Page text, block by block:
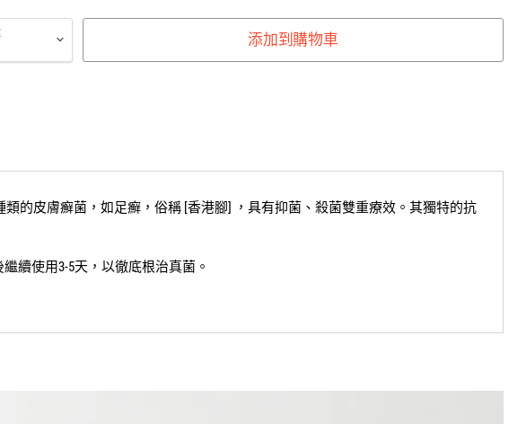
添加到購物車
類的皮膚癬菌，如足癬，俗稱 [香港腳] ，具有抑菌、殺菌雙重療效。其獨特的抗
續使用3-5天，以徹底根治真菌。